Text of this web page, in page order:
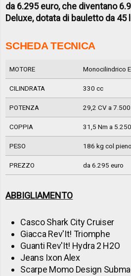
da 6.295 euro, che diventano
Deluxe, dotata di bauletto da 45
SCHEDA TECNICA
MOTORE Monocilindrico
CILINDRATA 330 cc
POTENZA 29,2 CV a
COPPIA 31,5 Nm a
PESO 186 kg col pieno
PREZZO da 6.295 euro
ABBIGLIAMENTO
Casco Shark City Cruiser
Giacca Rev'It! Triomphe
Guanti Rev'It! Hydra 2 H2O
Jeans Ixon Alex
Scarpe Momo Design